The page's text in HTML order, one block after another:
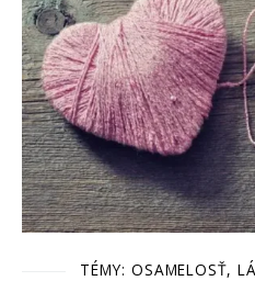
TÉMY: OSAMELOSŤ,